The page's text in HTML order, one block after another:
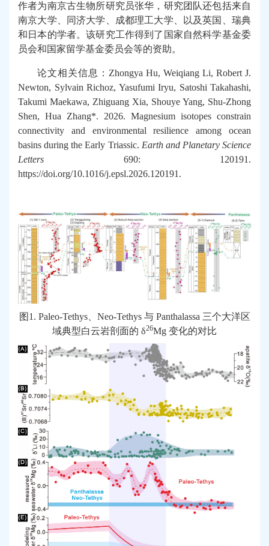
作者为南京古生物所研究员张华，研究团队还包括来自
南京大学、同济大学、成都理工大学、以及英国、瑞典
和日本的学者。该研究工作得到了国家自然科学基金委
员会和国家留学基金委员会等的资助。
论文相关信息： Zhongya Hu, Weiqiang Li, Robert J.
Newton, Sylvain Richoz, Yasufumi Iryu, Satoshi Takahashi,
Takumi Maekawa, Zhiguang Xia, Shouye Yang, Shu-Zhong
Shen, Hua Zhang*. 2026. Magnesium isotopes constrain
connectivity and environmental resilience among ocean
basins during the Early Triassic. Earth and Planetary Science
Letters 690: 120191.
https://doi.org/10.1016/j.epsl.2026.120191 .
图 1. Paleo-Tethys、 Neo-Tethys 与Panthalassa 三个大洋区
域典型白云岩剖面的 δ26Mg 变化的对比